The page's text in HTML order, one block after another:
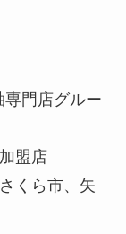
門店グルー
盟店
くら市、矢